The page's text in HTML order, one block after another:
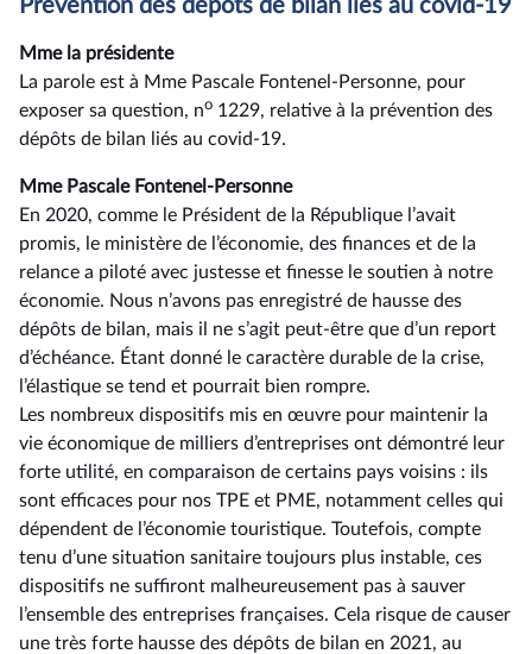
Prévention des dépôts de bilan liés au covid-19
Mme la présidente
La parole est à Mme Pascale Fontenel-Personne, pour
exposer sa question, no 1229, relative à la prévention des
dépôts de bilan liés au covid-19.
Mme Pascale Fontenel-Personne
En 2020, comme le Président de la République l’avait
promis, le ministère de l’économie, des finances et de la
relance a piloté avec justesse et finesse le soutien à notre
économie. Nous n’avons pas enregistré de hausse des
dépôts de bilan, mais il ne s’agit peut-être que d’un report
d’échéance. Étant donné le caractère durable de la crise,
l’élastique se tend et pourrait bien rompre.
Les nombreux dispositifs mis en œuvre pour maintenir la
vie économique de milliers d’entreprises ont démontré leur
forte utilité, en comparaison de certains pays voisins : ils
sont efficaces pour nos TPE et PME, notamment celles qui
dépendent de l’économie touristique. Toutefois, compte
tenu d’une situation sanitaire toujours plus instable, ces
dispositifs ne suffiront malheureusement pas à sauver
l’ensemble des entreprises françaises. Cela risque de causer
une très forte hausse des dépôts de bilan en 2021, au